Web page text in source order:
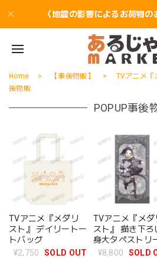
〈地震の影響によるお荷物の
Home 【事後物販】 TVアニメ『
後物販
POPUP事後
TVアニメ『メダリ
スト』 デイリートー
トバッグ
¥2,750
SOLD OUT
TVアニメ『メダ
スト』 描き下ろ
身大タペストリ
狼嵜 光
¥8,800 SOLD